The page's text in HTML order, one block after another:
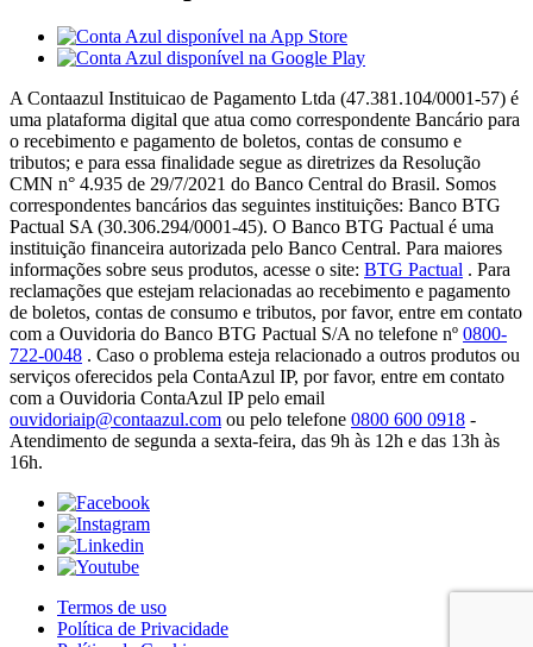
A Contaazul Instituicao de Pagamento Ltda (47.381.104/0001-57) é
uma plataforma digital que atua como correspondente Bancário para
o recebimento e pagamento de boletos, contas de consumo e
tributos; e para essa finalidade segue as diretrizes da Resolução
CMN n° 4.935 de 29/7/2021 do Banco Central do Brasil. Somos
correspondentes bancários das seguintes instituições: Banco BTG
Pactual SA (30.306.294/0001-45). O Banco BTG Pactual é uma
instituição financeira autorizada pelo Banco Central. Para maiores
informações sobre seus produtos, acesse o site: BTG Pactual . Para
reclamações que estejam relacionadas ao recebimento e pagamento
de boletos, contas de consumo e tributos, por favor, entre em contato
com a Ouvidoria do Banco BTG Pactual S/A no telefone nº 0800-
722-0048 . Caso o problema esteja relacionado a outros produtos ou
serviços oferecidos pela ContaAzul IP, por favor, entre em contato
com a Ouvidoria ContaAzul IP pelo email
ouvidoriaip@contaazul.com ou pelo telefone 0800 600 0918 -
Atendimento de segunda a sexta-feira, das 9h às 12h e das 13h às
16h.
Termos de uso
Política de Privacidade